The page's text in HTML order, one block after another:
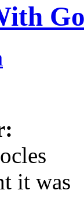
it was